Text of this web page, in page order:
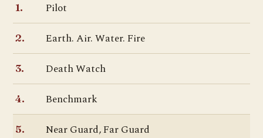
1. Pilot
2. Earth. Air. Water. Fire
3. Death Watch
4. Benchmark
5. Near Guard, Far Guard